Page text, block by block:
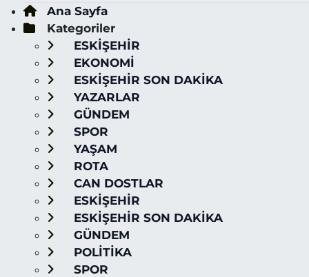
Ana Sayfa
Kategoriler
ESKİŞEHİR
EKONOMİ
ESKİŞEHİR SON DAKİKA
YAZARLAR
GÜNDEM
SPOR
YAŞAM
ROTA
CAN DOSTLAR
ESKİŞEHİR
ESKİŞEHİR SON DAKİKA
GÜNDEM
POLİTİKA
SPOR